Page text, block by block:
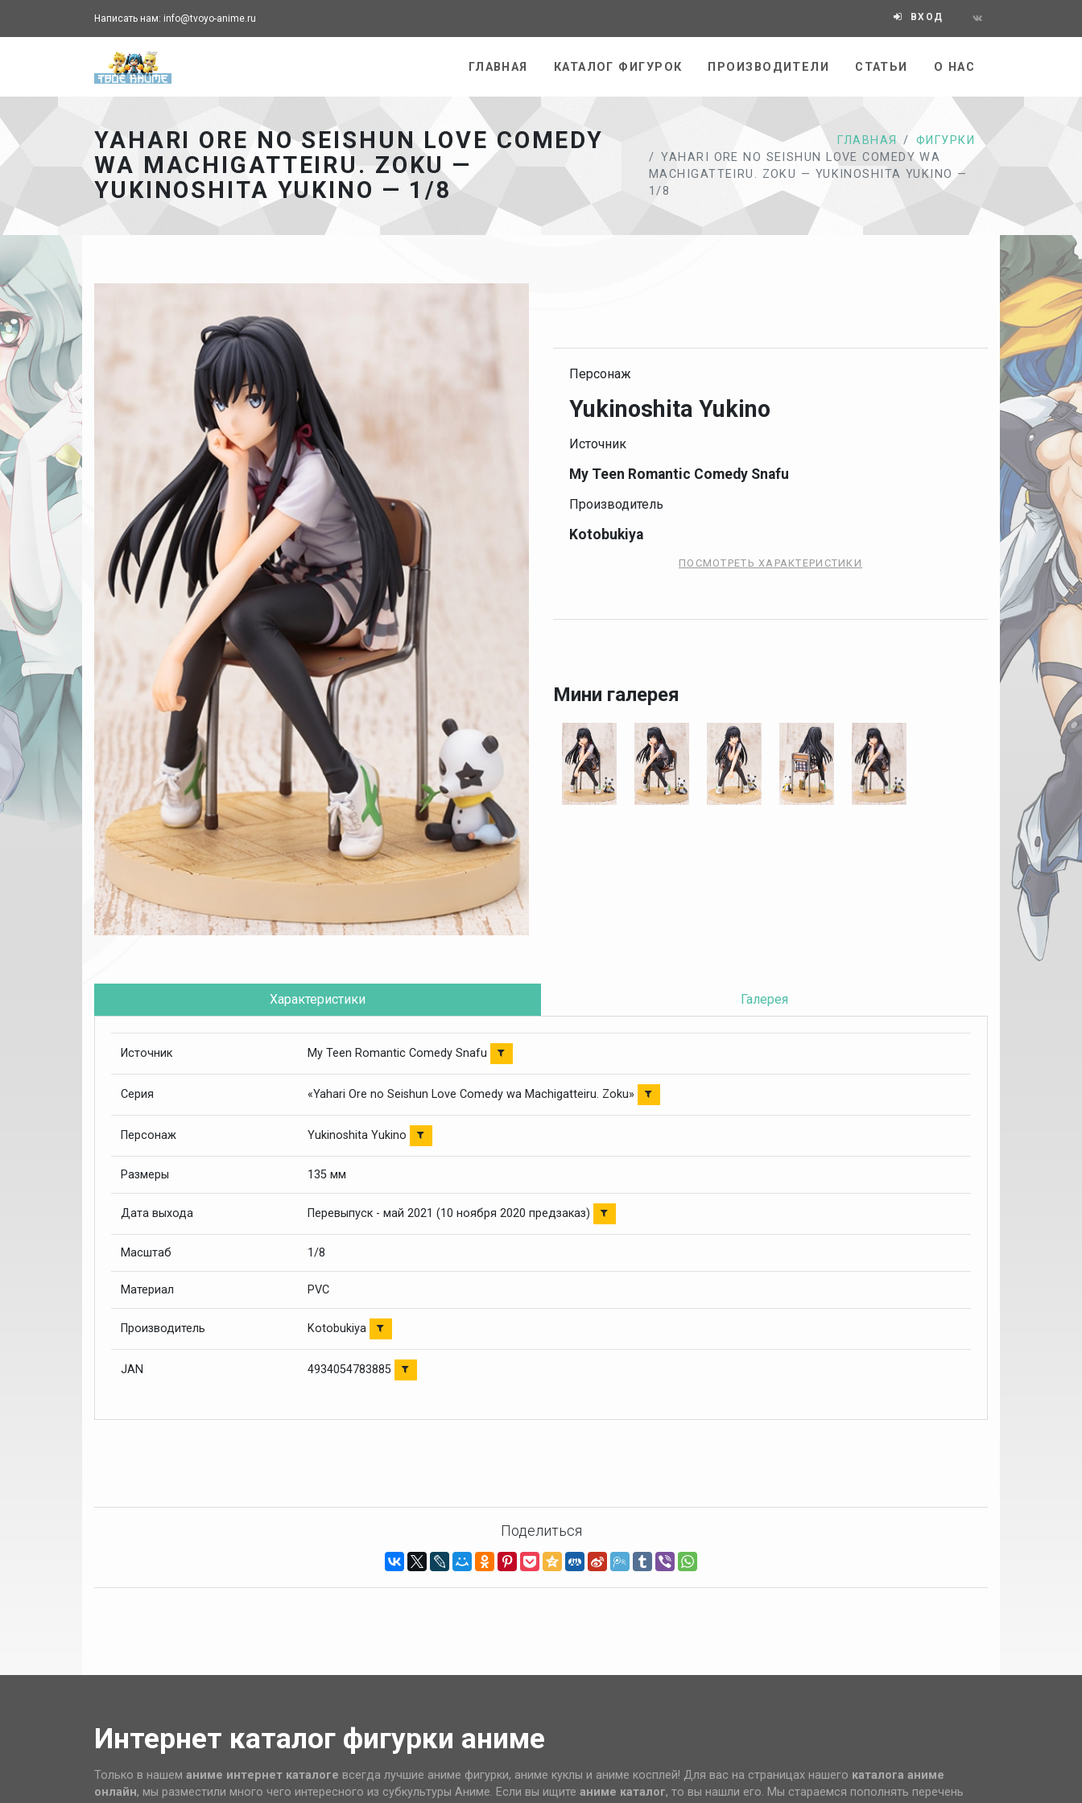
Написать нам: info@tvoyo-anime.ru ВХОД
ГЛАВНАЯ КАТАЛОГ ФИГУРОК ПРОИЗВОДИТЕЛИ СТАТЬИ О НАС
YAHARI ORE NO SEISHUN LOVE COMEDY
WA MACHIGATTEIRU. ZOKU —
YUKINOSHITA YUKINO — 1/8
ГЛАВНАЯ
ФИГУРКИ
YAHARI ORE NO SEISHUN LOVE COMEDY WA
MACHIGATTEIRU. ZOKU — YUKINOSHITA YUKINO —
1/8
Персонаж
Yukinoshita Yukino
Источник
My Teen Romantic Comedy Snafu
Производитель
Kotobukiya
ПОСМОТРЕТЬ ХАРАКТЕРИСТИКИ
Мини галерея
Характеристики Галерея
Источник My Teen Romantic Comedy Snafu
Серия «Yahari Ore no Seishun Love Comedy wa Machigatteiru. Zoku»
Персонаж Yukinoshita Yukino
Размеры 135 мм
Дата выхода Перевыпуск - май 2021 (10 ноября 2020 предзаказ)
Масштаб 1/8
Материал PVC
Производитель Kotobukiya
JAN 4934054783885
Поделиться
Интернет каталог фигурки аниме
Только в нашем аниме интернет каталоге всегда лучшие аниме фигурки, аниме куклы и аниме косплей! Для вас на страницах нашего каталога аниме
онлайн, мы разместили много чего интересного из субкультуры Аниме. Если вы ищите аниме каталог, то вы нашли его. Мы стараемся пополнять перечень